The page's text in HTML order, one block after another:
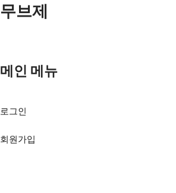
콘텐츠로
건너뛰기
무브제
메인 메뉴
로그인
회원가입